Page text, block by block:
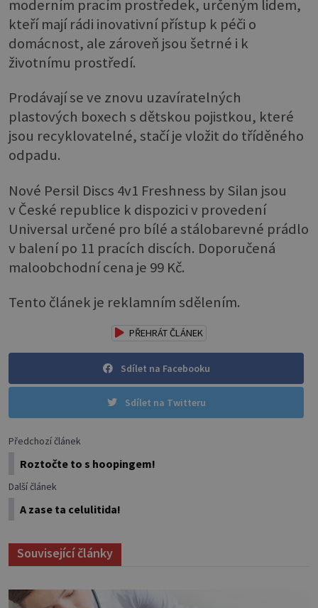
moderním pracím prostředek, určeným lidem,
kteří mají rádi inovativní přístup k péči o
domácnost, ale zároveň jsou šetrné i k
životnímu prostředí.
Prodávají se ve znovu uzavíratelných
plastových boxech s dětskou pojistkou, které
jsou recyklovatelné, stačí je vložit do tříděného
odpadu.
Nové Persil Discs 4v1 Freshness by Silan jsou
v České republice k dispozici v provedení
Universal určené pro bílé a stálobarevné prádlo
v balení po 11 pracích discích. Doporučená
maloobchodní cena je 99 Kč.
Tento článek je reklamním sdělením.
PŘEHRÁT ČLÁNEK
Sdílet na Facebooku
Sdílet na Twitteru
Předchozí článek
Roztočte to s hoopingem!
Další článek
A zase ta celulitida!
Související články